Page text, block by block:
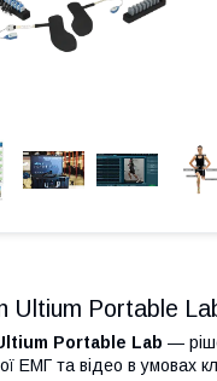
Ultium Portable
Portable Lab —
ЕМГ та відео в умовах